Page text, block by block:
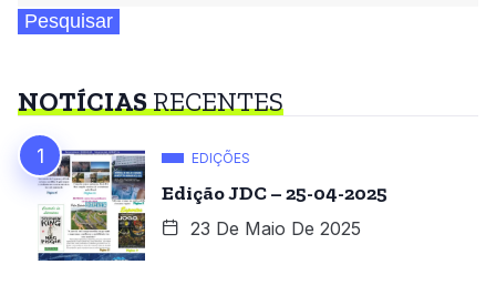
Pesquisar
NOTÍCIASRECENTES
EDIÇÕES
Edição JDC – 25-04-2025
23 De Maio De 2025